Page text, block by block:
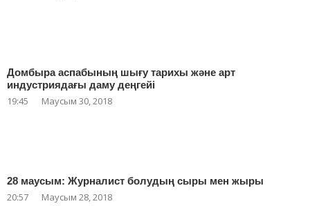
Домбыра аспабының шығу тарихы және арт
индустриядағы даму деңгейі
19:45 Маусым 30, 2018
28 маусым: Журналист болудың сыры мен жыры
20:57 Маусым 28, 2018